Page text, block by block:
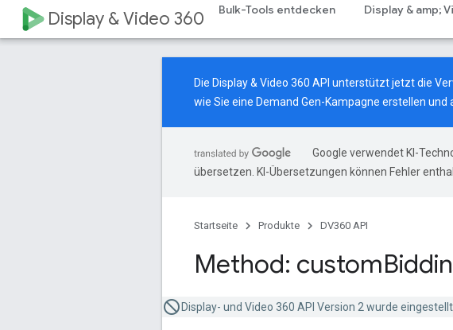
Display & Video 360 Bulk-Tools entdecken Display & amp;
Die Display & Video 360 API unterstützt jetzt die
wie Sie eine Demand Gen-Kampagne erstellen und
Google verwendet KI-
übersetzen. KI-Übersetzungen können Fehler
Startseite Produkte DV360 API
Method: custom
Display- und Video 360 API Version 2 wurde eingestellt.